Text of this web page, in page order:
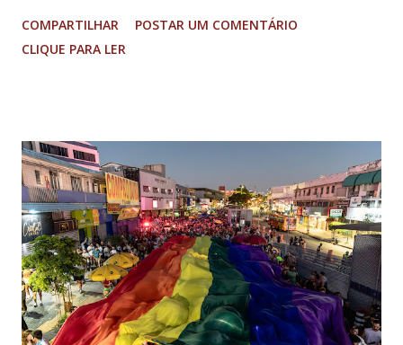
(PGR): o deputado federal Alexandre Ramagem, ex-diretor da
Agência Brasileira de Inteligência (Abin); o almirante Almir
Segurança Institucional (GSI); o tenente-coronel Mauro Cid,
ex-ajudante de ordens de Bolsonaro (réu-colaborador); o ex-
presidente da República Jair Bolsonaro; o general Paulo
Sérgio Nogueira, ex-ministro da Defesa; e o general da
reserva Walter Braga Netto, ex-ministro da Casa Civil e da
Defesa. A acusação envolveu os crimes de tentativa de
abolição violenta do Estado Democrático de Direito, golpe de
E...
COMPARTILHAR
POSTAR UM COMENTÁRIO
CLIQUE PARA LER